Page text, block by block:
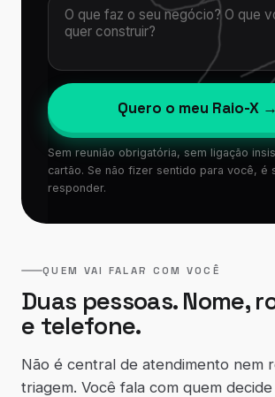
Quero o meu Raio-X →
Sem reunião obrigatória, sem ligação
cartão. Se não fizer sentido para você, é
responder.
QUEM VAI FALAR COM VOCÊ
Duas pessoas. Nome,
e telefone.
Não é central de atendimento nem
triagem. Você fala com quem